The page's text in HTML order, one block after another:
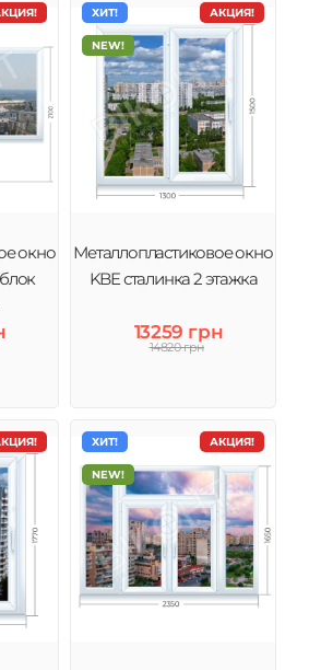
окно
АКЦИЯ!
ХИТ!
NEW!
Металлопластиковое окно
KBE сталинка 2 этажка
13259 грн
14820 грн
АКЦИЯ!
ХИТ!
NEW!